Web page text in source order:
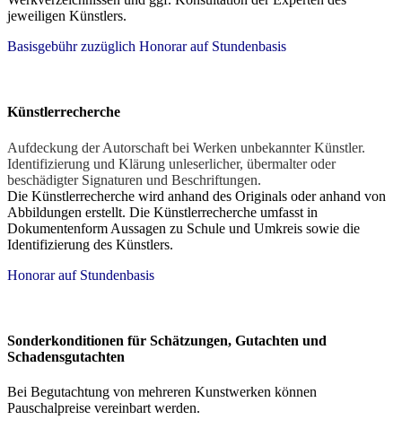
jeweiligen Künstlers.
Basisgebühr zuzüglich Honorar auf Stundenbasis
Künstlerrecherche
Aufdeckung der Autorschaft bei Werken unbekannter Künstler.
Identifizierung und Klärung unleserlicher, übermalter oder
beschädigter Signaturen und Beschriftungen.
Die Künstlerrecherche wird anhand des Originals oder anhand von
Abbildungen erstellt. Die Künstlerrecherche umfasst in
Dokumentenform Aussagen zu Schule und Umkreis sowie die
Identifizierung des Künstlers.
Honorar auf Stundenbasis
Sonderkonditionen für Schätzungen, Gutachten und
Schadensgutachten
Bei Begutachtung von mehreren Kunstwerken können
Pauschalpreise vereinbart werden.